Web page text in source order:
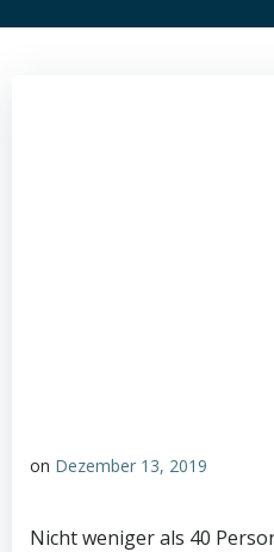
on Dezember 13, 2019
Nicht weniger als 40